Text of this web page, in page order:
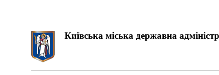
Київська міська державна